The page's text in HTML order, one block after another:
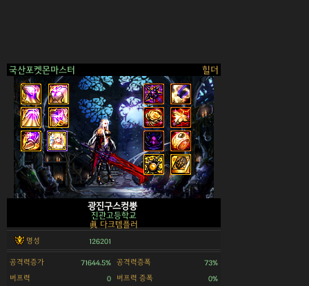
국산포켓몬마스터 힐더
>
광진구스컹뿡
진관고등학교
眞 다크템플러
명성 126201
공격력증가 71644.5% 공격력증폭 73%
버프력 0 버프력 증폭 0%